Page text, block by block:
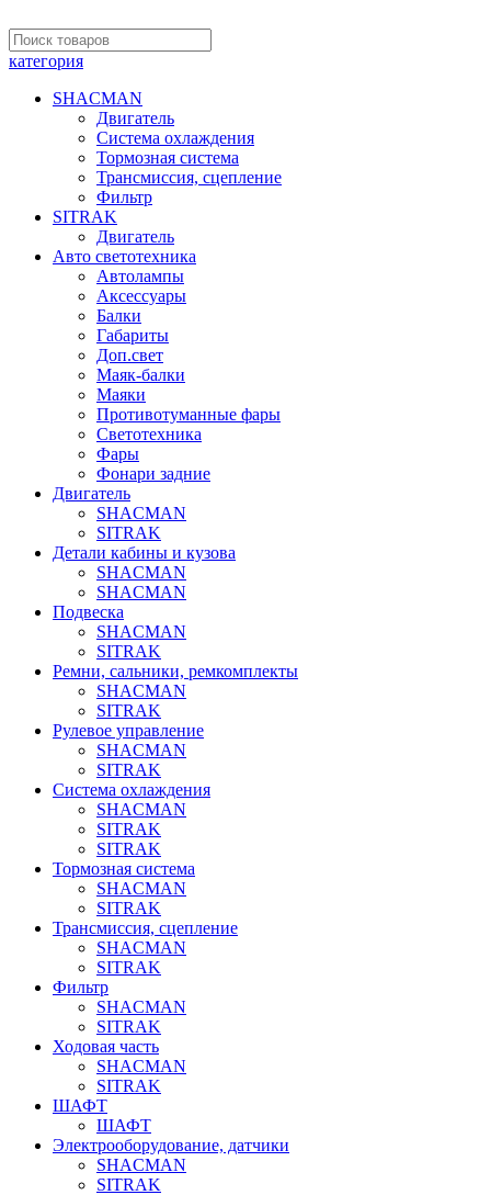
категория
SHACMAN
Двигатель
Система охлаждения
Тормозная система
Трансмиссия, сцепление
Фильтр
SITRAK
Двигатель
Авто светотехника
Автолампы
Аксессуары
Балки
Габариты
Доп.свет
Маяк-балки
Маяки
Противотуманные фары
Светотехника
Фары
Фонари задние
Двигатель
SHACMAN
SITRAK
Детали кабины и кузова
SHACMAN
SHACMAN
Подвеска
SHACMAN
SITRAK
Ремни, сальники, ремкомплекты
SHACMAN
SITRAK
Рулевое управление
SHACMAN
SITRAK
Система охлаждения
SHACMAN
SITRAK
SITRAK
Тормозная система
SHACMAN
SITRAK
Трансмиссия, сцепление
SHACMAN
SITRAK
Фильтр
SHACMAN
SITRAK
Ходовая часть
SHACMAN
SITRAK
ШАФТ
ШАФТ
Электрооборудование, датчики
SHACMAN
SITRAK